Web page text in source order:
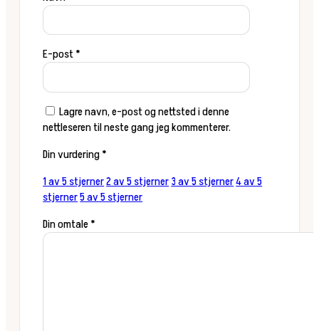
E-post*
Lagre navn, e-post og nettsted i denne
nettleseren til neste gang jeg kommenterer.
Din vurdering*
1 av 5 stjerner2 av 5 stjerner3 av 5 stjerner4 av 5
stjerner5 av 5 stjerner
Din omtale*